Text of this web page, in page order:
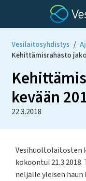
Vesilaitosyhdistys /
Kehittämisrahasto
kevään
22.3.2018
Vesihuoltolaitosten
kokoontui
neljälle yleisen